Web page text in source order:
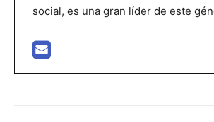
social, es una gran líder de este